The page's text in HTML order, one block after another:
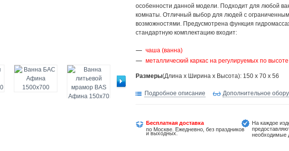
особенности данной модели. Подходит для любой
комнаты. Отличный выбор для людей с
возможностями. Предусмотрена функция
стандартную комплектацию входит:
чаша (ванна)
металлический каркас на регулируемых по
Размеры(Длина х Ширина х Высота): 150 x 70 x 56
Подробное описание Дополнительное
Бесплатная доставка
по Москве. Ежедневно, без праздников
и выходных.
На каждое
необходимые